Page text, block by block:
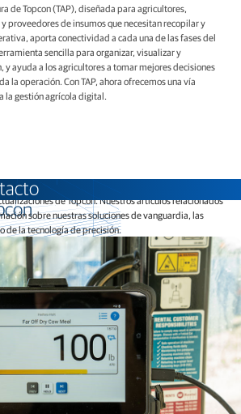
de Topcon (TAP), diseñada para agricultores,
proveedores de insumos que necesitan recopilar y
aporta conectividad a cada una de las fases del
sencilla para organizar, visualizar y
ayuda a los agricultores a tomar mejores decisiones
la operación. Con TAP, ahora ofrecemos una vía
la gestión agrícola digital.
de Topcon. Nuestros artículos relacionados
sobre nuestras soluciones de vanguardia, las
de la tecnología de precisión.